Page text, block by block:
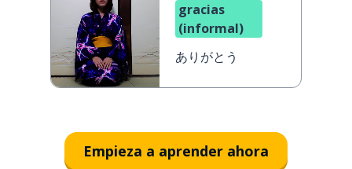
gracias
(informal)
ありがとう
Empieza a aprender ahora